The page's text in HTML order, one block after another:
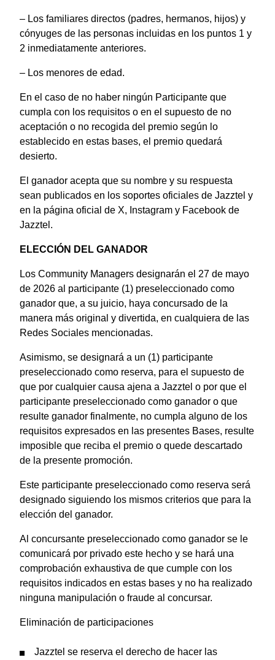
– Los familiares directos (padres, hermanos, hijos) y
cónyuges de las personas incluidas en los puntos 1 y
2 inmediatamente anteriores.
– Los menores de edad.
En el caso de no haber ningún Participante que
cumpla con los requisitos o en el supuesto de no
aceptación o no recogida del premio según lo
establecido en estas bases, el premio quedará
desierto.
El ganador acepta que su nombre y su respuesta
sean publicados en los soportes oficiales de Jazztel y
en la página oficial de X, Instagram y Facebook de
Jazztel.
ELECCIÓN DEL GANADOR
Los Community Managers designarán el 27 de mayo
de 2026 al participante (1) preseleccionado como
ganador que, a su juicio, haya concursado de la
manera más original y divertida, en cualquiera de las
Redes Sociales mencionadas.
Asimismo, se designará a un (1) participante
preseleccionado como reserva, para el supuesto de
que por cualquier causa ajena a Jazztel o por que el
participante preseleccionado como ganador o que
resulte ganador finalmente, no cumpla alguno de los
requisitos expresados en las presentes Bases, resulte
imposible que reciba el premio o quede descartado
de la presente promoción.
Este participante preseleccionado como reserva será
designado siguiendo los mismos criterios que para la
elección del ganador.
Al concursante preseleccionado como ganador se le
comunicará por privado este hecho y se hará una
comprobación exhaustiva de que cumple con los
requisitos indicados en estas bases y no ha realizado
ninguna manipulación o fraude al concursar.
Eliminación de participaciones
Jazztel se reserva el derecho de hacer las